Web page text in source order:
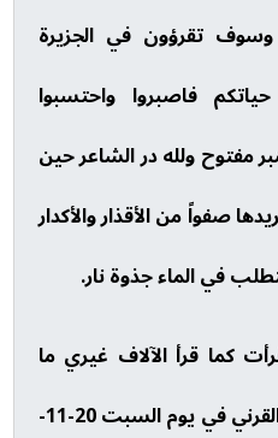
وسوف تقرؤون في الجزيرة
فاصبروا واحتسبوا
مفتوح ولله در الشاعر حين
صفواً من الأقذار والأكدار
في الماء جذوة نار.
كما قرأ الآلاف غيري ما
كتبه الدكتور علي بن شويل القرني في يوم السبت 20-11-